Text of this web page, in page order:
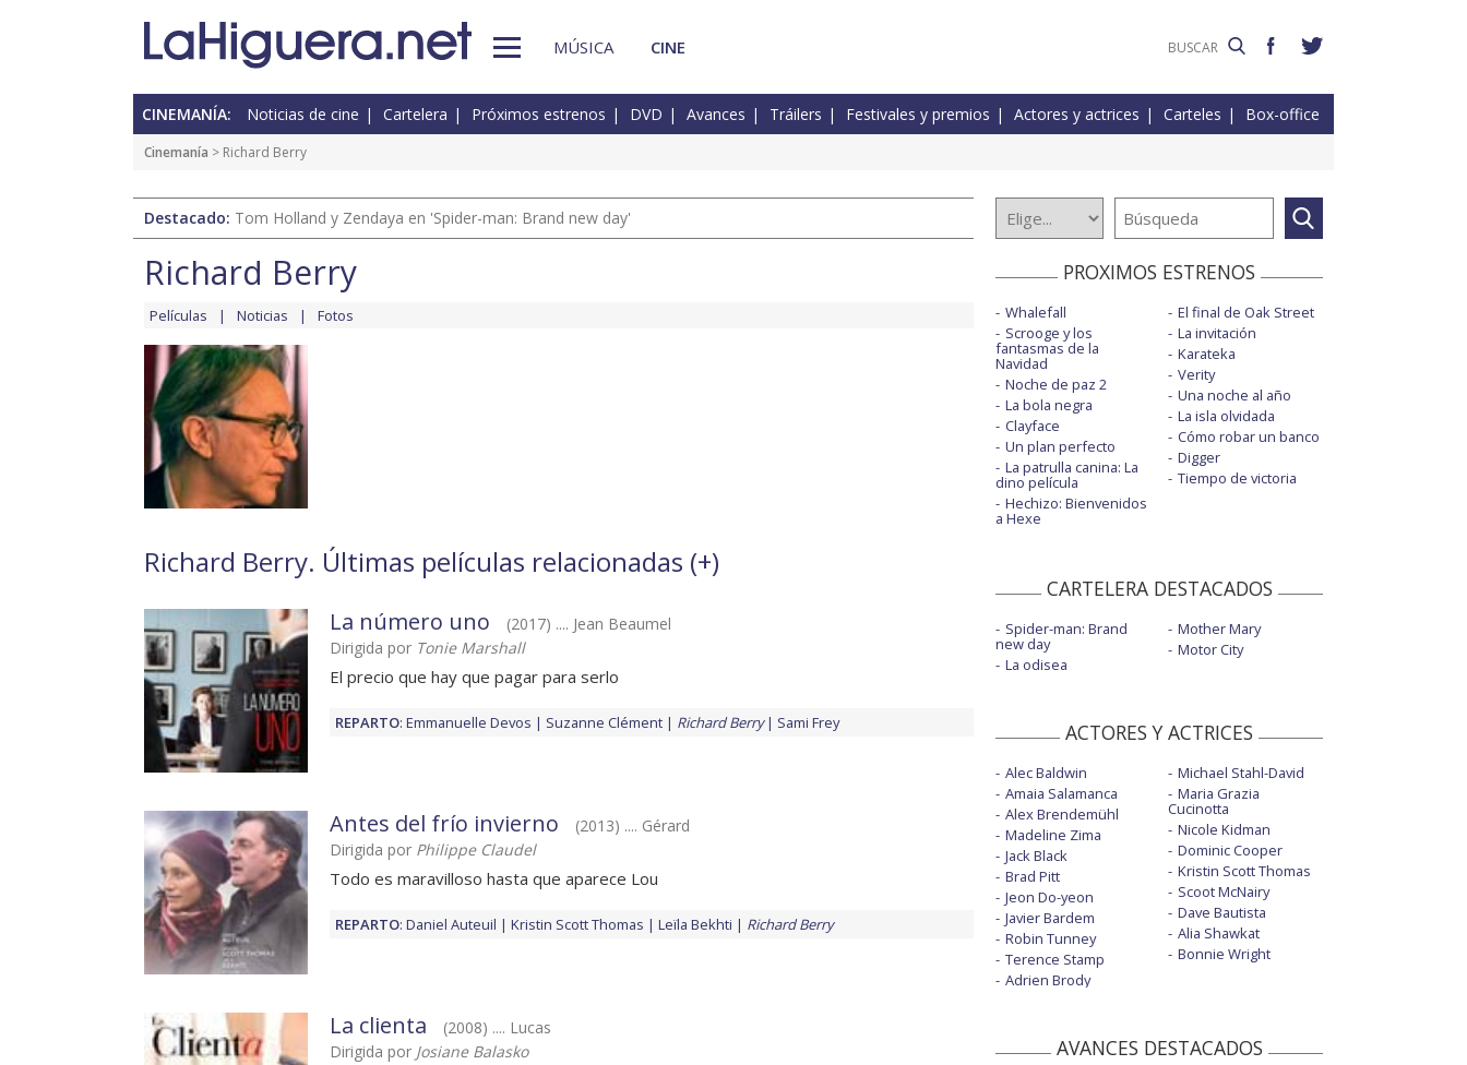
MÚSICA CINE
CINEMANÍA: Noticias de cine Cartelera Próximos estrenos DVD Avances Tráilers Festivales y premios Actores y actrices Carteles Box-office
Cinemanía > Richard Berry
Destacado: Tom Holland y Zendaya en 'Spider-man: Brand new day'
Richard Berry
Películas Noticias Fotos
Richard Berry. Últimas películas relacionadas (+)
La número uno
(2017) .... Jean Beaumel
Dirigida por Tonie Marshall
El precio que hay que pagar para serlo
REPARTO: Emmanuelle Devos Suzanne Clément Richard Berry Sami Frey
Antes del frío invierno
(2013) .... Gérard
Dirigida por Philippe Claudel
Todo es maravilloso hasta que aparece Lou
REPARTO: Daniel Auteuil Kristin Scott Thomas Leïla Bekhti Richard Berry
La clienta
(2008) .... Lucas
Dirigida por Josiane Balasko
PROXIMOS ESTRENOS
Whalefall
Scrooge y los
fantasmas de la
Navidad
Noche de paz 2
La bola negra
Clayface
Un plan perfecto
La patrulla canina: La
dino película
Hechizo: Bienvenidos
a Hexe
El final de Oak Street
La invitación
Karateka
Verity
Una noche al año
La isla olvidada
Cómo robar un banco
Digger
Tiempo de victoria
CARTELERA DESTACADOS
Spider-man: Brand
new day
La odisea
Mother Mary
Motor City
ACTORES Y ACTRICES
Alec Baldwin
Amaia Salamanca
Alex Brendemühl
Madeline Zima
Jack Black
Brad Pitt
Jeon Do-yeon
Javier Bardem
Robin Tunney
Terence Stamp
Adrien Brody
Michael Stahl-David
Maria Grazia
Cucinotta
Nicole Kidman
Dominic Cooper
Kristin Scott Thomas
Scoot McNairy
Dave Bautista
Alia Shawkat
Bonnie Wright
AVANCES DESTACADOS